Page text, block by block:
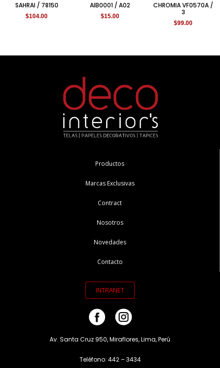
SAHRAI / 78150
$104.00
AIB0001 / A02
$15.00
CHROMIA VF0570A /
3
$99.00
Productos
Marcas Exclusivas
Contract
Nosotros
Novedades
Contacto
INTRANET
Av. Santa Cruz 950, Miraflores, Lima, Perú
Teléfono: 442 – 3434